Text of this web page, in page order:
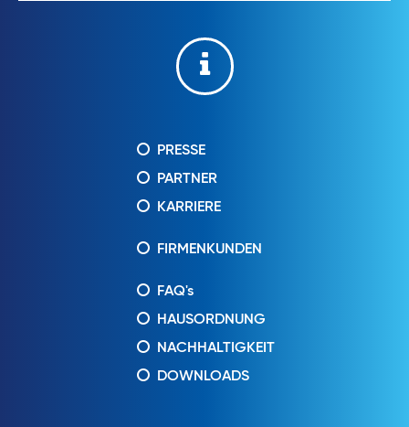
PRESSE
PARTNER
KARRIERE
FIRMENKUNDEN
FAQ's
HAUSORDNUNG
NACHHALTIGKEIT
DOWNLOADS